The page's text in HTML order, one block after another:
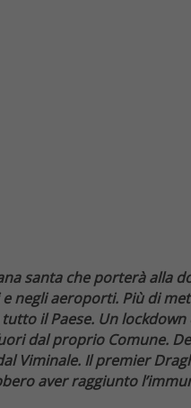
santa che porterà alla
negli aeroporti. Più di
il Paese. Un
dal proprio Comune.
Viminale. Il premier
aver raggiunto